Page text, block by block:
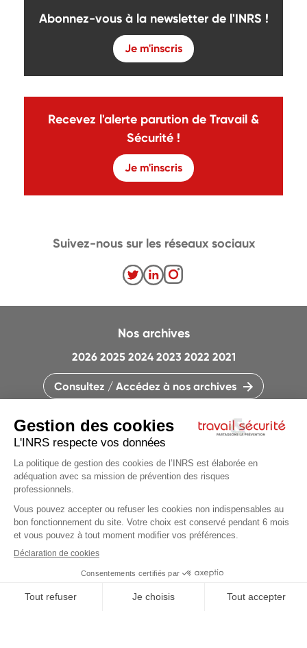
Abonnez-vous à la newsletter de l'INRS !
Je m'inscris
Recevez l'alerte parution de Travail &
Sécurité !
Je m'inscris
CONTACTEZ LA RÉDACTION
QUI SOMMES-NOUS ?
PLAN DU SITE
PARAMÈTRES DES COOKIES
CHARTE DES COOKIES ET TRACEURS
Nos archives
2026 2025 2024 2023 2022 2021
Consultez / Accédez à nos archives
Suivez-nous sur les réseaux sociaux